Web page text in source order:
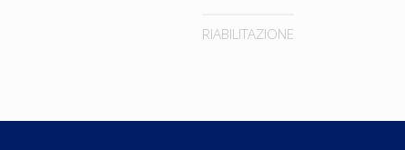
RIABILITAZIONE